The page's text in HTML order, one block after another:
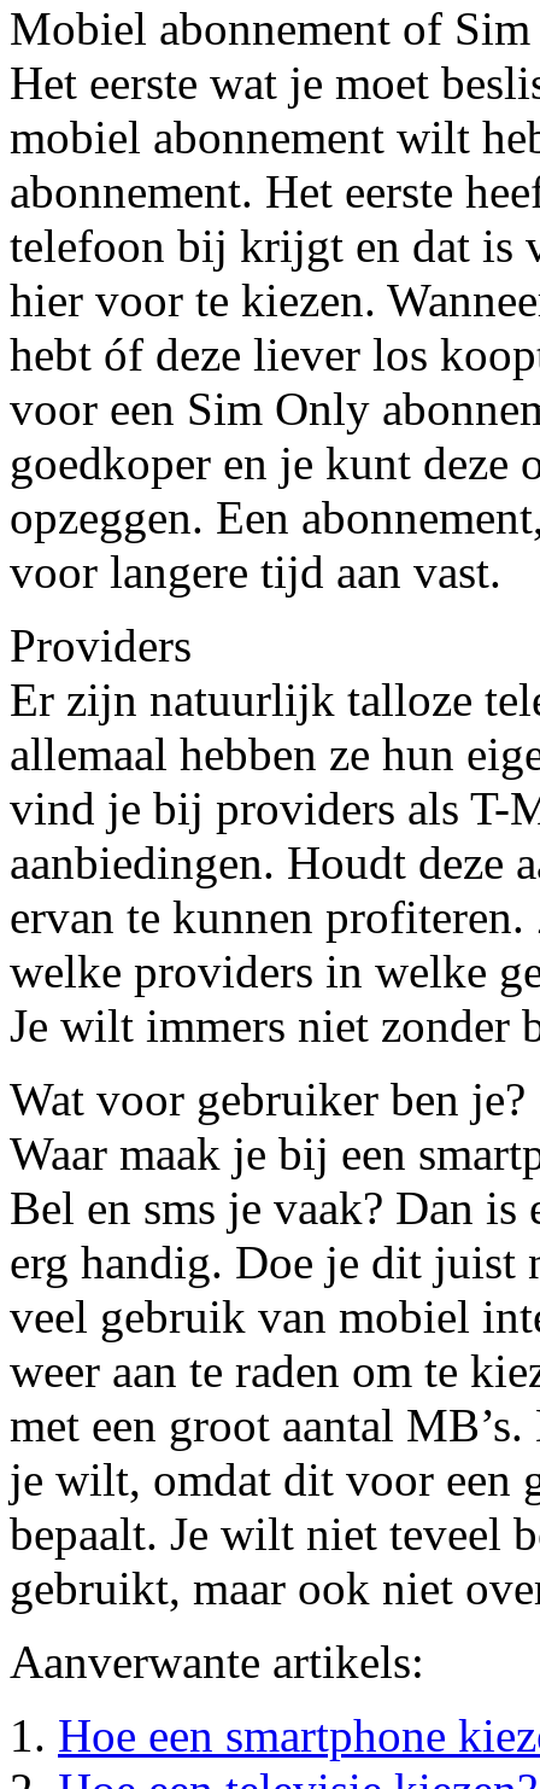
Mobiel abonnement of
Het eerste wat je moet
mobiel abonnement wilt
abonnement. Het eerste
telefoon bij krijgt en dat is
hier voor te kiezen.
hebt óf deze liever los
voor een Sim Only
goedkoper en je kunt deze
opzeggen. Een
voor langere tijd aan vast.
Providers
Er zijn natuurlijk talloze
allemaal hebben ze hun
vind je bij providers als T-
aanbiedingen. Houdt deze
ervan te kunnen
welke providers in welke
Je wilt immers niet zonder
Wat voor gebruiker ben je?
Waar maak je bij een
Bel en sms je vaak? Dan
erg handig. Doe je dit juist
veel gebruik van mobiel
weer aan te raden om te
met een groot aantal
je wilt, omdat dit voor een
bepaalt. Je wilt niet teveel
gebruikt, maar ook niet
Aanverwante artikels:
Hoe een smartphone